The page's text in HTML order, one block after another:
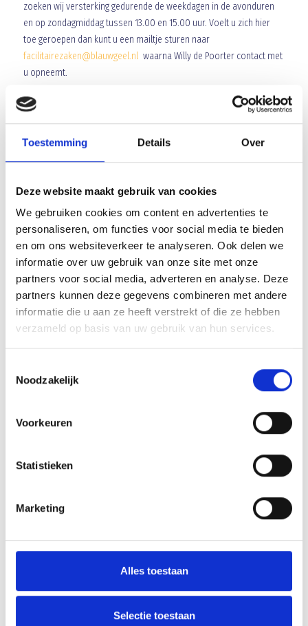
Toestemming Details Over
Deze website maakt gebruik van cookies
We gebruiken cookies om content en advertenties te
personaliseren, om functies voor social media te bieden
en om ons websiteverkeer te analyseren. Ook delen we
informatie over uw gebruik van onze site met onze
partners voor social media, adverteren en analyse. Deze
partners kunnen deze gegevens combineren met andere
informatie die u aan ze heeft verstrekt of die ze hebben
verzameld op basis van uw gebruik van hun services.
Noodzakelijk
Voorkeuren
Statistieken
Marketing
Alles toestaan
Selectie toestaan
zoeken wij versterking gedurende de weekdagen in de avonduren
en op zondagmiddag tussen 13.00 en 15.00 uur. Voelt u zich hier
toe geroepen dan kunt u een mailtje sturen naar
facilitairezaken@blauwgeel.nlwaarna Willy de Poorter contact met
u opneemt.
Array
Eerste horde struikelend, maar wel, genomen
Sv BLAUW GEEL’38/JUMBO en FC DEN BOSCH
AANMELDEN LID
RECENT NIEUWS
Overwinning op Mierlo Hout
Gelijkspel in eerste oefenwedstrijd tweede blok